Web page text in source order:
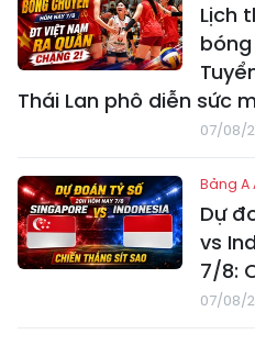
Lịch
Thái Lan phô diễn sức
07/08/
Bảng A
Dự
vs
7/8:
07/08/